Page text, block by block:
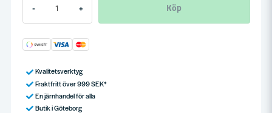
- + Köp
Kvalitetsverktyg
Fraktfritt över 999 SEK*
En järnhandel för alla
Butik i Göteborg